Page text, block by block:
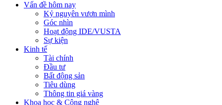
Vấn đề hôm nay
Kỷ nguyên vươn mình
Góc nhìn
Hoạt động IDE/VUSTA
Sự kiện
Kinh tế
Tài chính
Đầu tư
Bất động sản
Tiêu dùng
Thông tin giá vàng
Khoa học & Công nghệ